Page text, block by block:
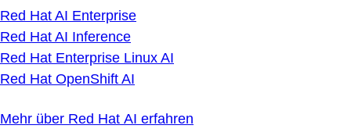
Red Hat AI Enterprise
Red Hat AI Inference
Red Hat Enterprise Linux AI
Red Hat OpenShift AI
Mehr über Red Hat AI erfahren